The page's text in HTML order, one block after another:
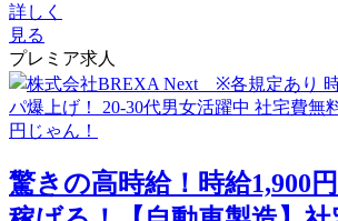
詳しく
見る
プレミア求人
驚きの高時給！時給1,900